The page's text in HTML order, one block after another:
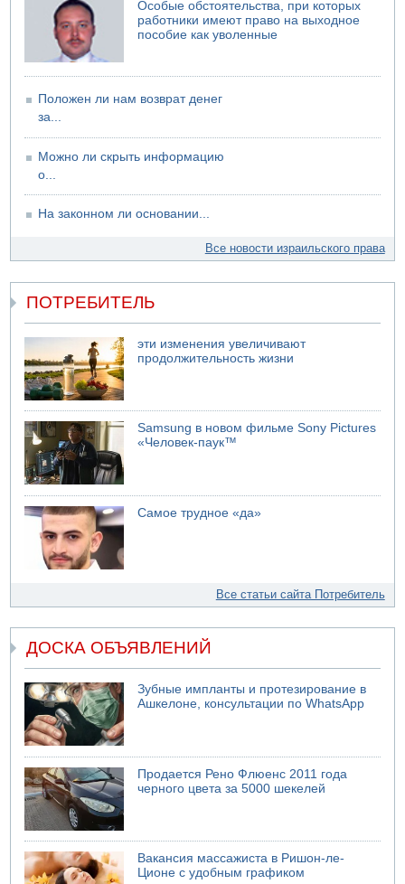
06.08.2026 13:07
Возле Кирьят-Арбы пожар на местности
Особые обстоятельства, при которых
работники имеют право на выходное
пособие как уволенные
Положен ли нам возврат денег
за...
Можно ли скрыть информацию
о...
На законном ли основании...
Все новости израильского права
ПОТРЕБИТЕЛЬ
эти изменения увеличивают
продолжительность жизни
Samsung в новом фильме Sony Pictures
«Человек-паук™
Самое трудное «да»
Все статьи сайта Потребитель
ДОСКА ОБЪЯВЛЕНИЙ
Зубные импланты и протезирование в
Ашкелоне, консультации по WhatsApp
Продается Рено Флюенс 2011 года
черного цвета за 5000 шекелей
Вакансия массажиста в Ришон-ле-
Ционе с удобным графиком